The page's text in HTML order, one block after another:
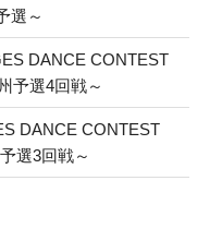
選～
DANCE CONTEST
予選4回戦～
DANCE CONTEST
選3回戦～